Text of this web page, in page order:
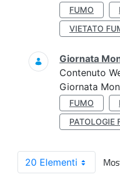
FUMO
VIETATO
Giornata
Contenuto
Giornata
FUMO
PATOLOGIE
20 Elementi